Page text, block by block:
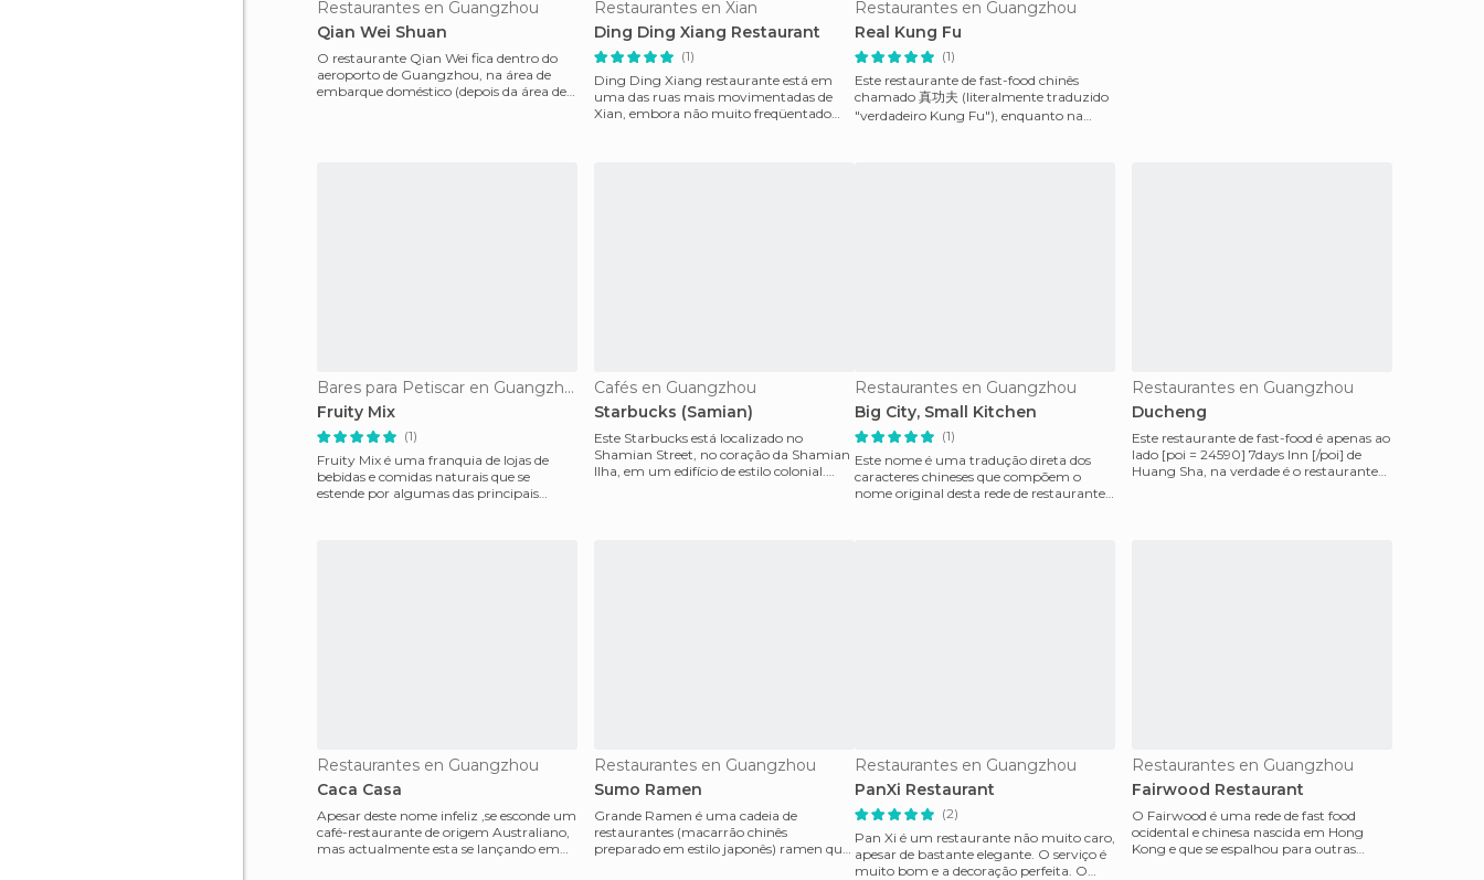
Restaurantes en Guangzhou
Qian Wei Shuan
O restaurante Qian Wei fica dentro do
aeroporto de Guangzhou, na área de
embarque doméstico (depois da área de
Restaurantes en Xian
Ding Ding Xiang Restaurant
(1)
Ding Ding Xiang restaurante está em
uma das ruas mais movimentadas de
Xian, embora não muito freqüentado
Restaurantes en Guangzhou
Real Kung Fu
(1)
Este restaurante de fast-food chinês
chamado 真功夫 (literalmente traduzido
"verdadeiro Kung Fu"), enquanto na
Bares para Petiscar en Guangzhou
Fruity Mix
(1)
Fruity Mix é uma franquia de lojas de
bebidas e comidas naturais que se
estende por algumas das principais
Cafés en Guangzhou
Starbucks (Samian)
Este Starbucks está localizado no
Shamian Street, no coração da Shamian
Ilha, em um edifício de estilo colonial.
Restaurantes en Guangzhou
Big City, Small Kitchen
(1)
Este nome é uma tradução direta dos
caracteres chineses que compõem o
nome original desta rede de restaurantes:
Restaurantes en Guangzhou
Ducheng
Este restaurante de fast-food é apenas ao
lado [poi = 24590] 7days Inn [/poi] de
Huang Sha, na verdade é o restaurante
Restaurantes en Guangzhou
Caca Casa
Apesar deste nome infeliz ,se esconde um
café-restaurante de origem Australiano,
mas actualmente esta se lançando em
Restaurantes en Guangzhou
Sumo Ramen
Grande Ramen é uma cadeia de
restaurantes (macarrão chinês
preparado em estilo japonês) ramen que
Restaurantes en Guangzhou
PanXi Restaurant
(2)
Pan Xi é um restaurante não muito caro,
apesar de bastante elegante. O serviço é
muito bom e a decoração perfeita. O
Restaurantes en Guangzhou
Fairwood Restaurant
O Fairwood é uma rede de fast food
ocidental e chinesa nascida em Hong
Kong e que se espalhou para outras